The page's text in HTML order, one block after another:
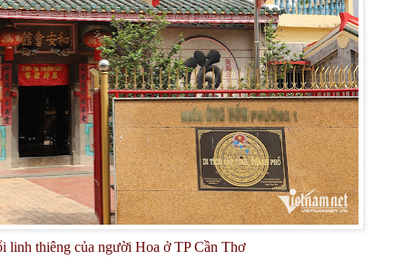
linh thiêng của người Hoa ở TP Cần Thơ